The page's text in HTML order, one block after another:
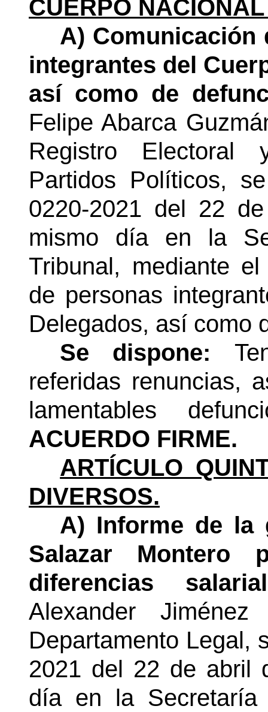
CUERPO
A) Comunicación
integrantes del
así como de
Felipe Abarca
Registro Electoral
Partidos Políticos,
0220-2021 del 22
mismo día en la
Tribunal, mediante
de personas
Delegados, así como
Se dispone:
referidas renuncias,
lamentables
ACUERDO FIRME.
ARTÍCULO
DIVERSOS.
A) Informe de la
Salazar Montero
diferencias
Alexander
Departamento Legal,
2021 del 22 de abril
día en la Secretaría